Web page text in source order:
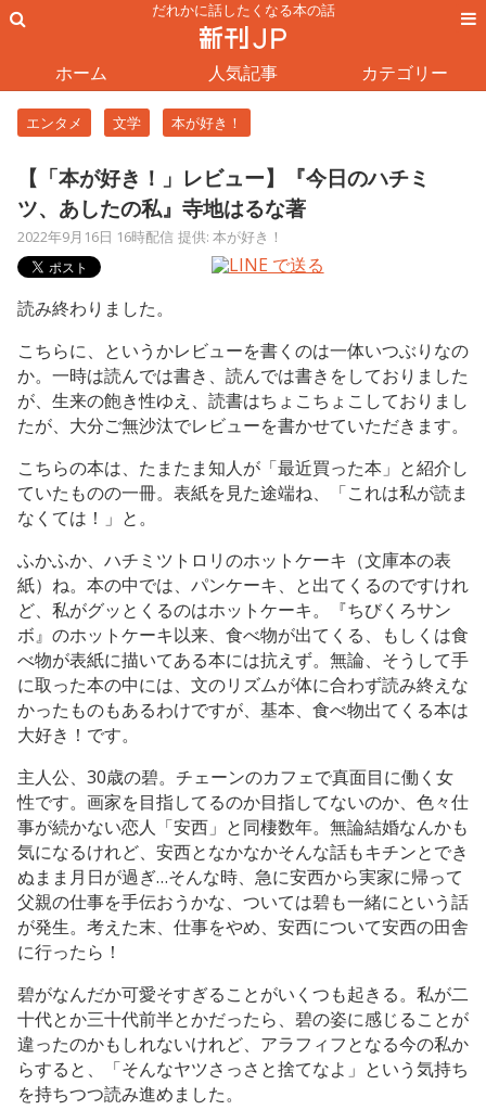
だれかに話したくなる本の話
ホーム 人気記事 カテゴリー
エンタメ 文学 本が好き！
【「本が好き！」レビュー】『今日のハチミ
ツ、あしたの私』寺地はるな著
2022年9月16日 16時配信 提供: 本が好き！
読み終わりました。
こちらに、というかレビューを書くのは一体いつぶりなの
か。一時は読んでは書き、読んでは書きをしておりました
が、生来の飽き性ゆえ、読書はちょこちょこしておりまし
たが、大分ご無沙汰でレビューを書かせていただきます。
こちらの本は、たまたま知人が「最近買った本」と紹介し
ていたものの一冊。表紙を見た途端ね、「これは私が読ま
なくては！」と。
ふかふか、ハチミツトロリのホットケーキ（文庫本の表
紙）ね。本の中では、パンケーキ、と出てくるのですけれ
ど、私がグッとくるのはホットケーキ。『ちびくろサン
ボ』のホットケーキ以来、食べ物が出てくる、もしくは食
べ物が表紙に描いてある本には抗えず。無論、そうして手
に取った本の中には、文のリズムが体に合わず読み終えな
かったものもあるわけですが、基本、食べ物出てくる本は
大好き！です。
主人公、30歳の碧。チェーンのカフェで真面目に働く女
性です。画家を目指してるのか目指してないのか、色々仕
事が続かない恋人「安西」と同棲数年。無論結婚なんかも
気になるけれど、安西となかなかそんな話もキチンとでき
ぬまま月日が過ぎ…そんな時、急に安西から実家に帰って
父親の仕事を手伝おうかな、ついては碧も一緒にという話
が発生。考えた末、仕事をやめ、安西について安西の田舎
に行ったら！
碧がなんだか可愛そすぎることがいくつも起きる。私が二
十代とか三十代前半とかだったら、碧の姿に感じることが
違ったのかもしれないけれど、アラフィフとなる今の私か
らすると、「そんなヤツさっさと捨てなよ」という気持ち
を持ちつつ読み進めました。